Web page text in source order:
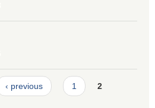
‹ previous 1 2